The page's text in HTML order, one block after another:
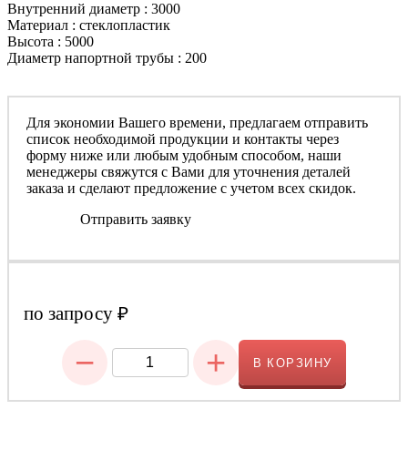
Внутренний диаметр : 3000
Материал : стеклопластик
Высота : 5000
Диаметр напортной трубы : 200
Для экономии Вашего времени, предлагаем отправить
список необходимой продукции и контакты через
форму ниже или любым удобным способом, наши
менеджеры свяжутся с Вами для уточнения деталей
заказа и сделают предложение с учетом всех скидок.
Отправить заявку
по запросу ₽
− + В КОРЗИНУ